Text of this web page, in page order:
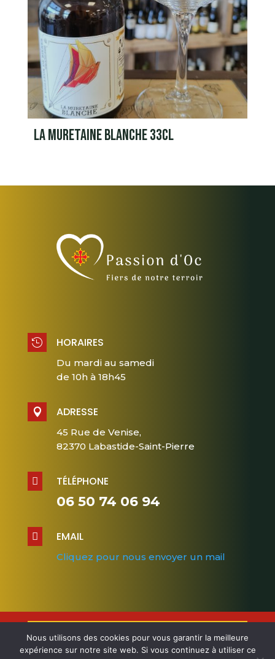
LA MURETAINE BLANCHE 33CL
 HORAIRES
Du mardi au samedi
de 10h à 18h45
 ADRESSE
45 Rue de Venise,
82370 Labastide-Saint-Pierre
 TÉLÉPHONE
06 50 74 06 94
 EMAIL
Cliquez pour nous envoyer un mail
Design et Conception cloverconseil.fr –
Nous utilisons des cookies pour vous garantir la meilleure
expérience sur notre site web. Si vous continuez à utiliser ce